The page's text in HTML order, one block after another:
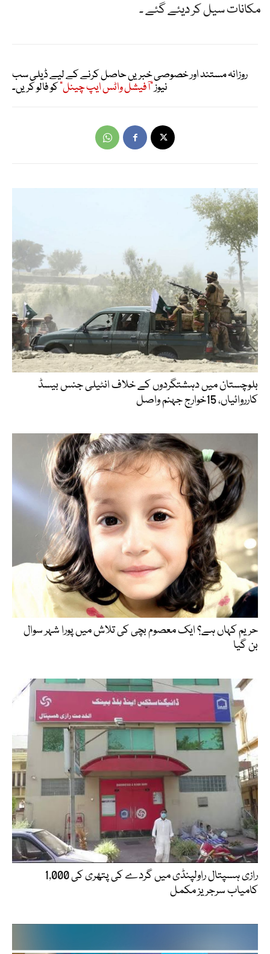
مکانات سیل کر دیئے گئے ۔
روزانہ مستند اور خصوصی خبریں حاصل کرنے کے لیے ڈیلی سب
نیوز"آفیشل واٹس ایپ چینل"کو فالو کریں۔
بلوچستان میں دہشتگردوں کے خلاف انٹیلی جنس بیسڈ
کارروائیاں، 15خوارج جہنم واصل
حریم کہاں ہے؟ ایک معصوم بچی کی تلاش میں پورا شہر سوال
بن گیا
رازی ہسپتال راولپنڈی میں گردے کی پتھری کی 1,000
کامیاب سرجریز مکمل